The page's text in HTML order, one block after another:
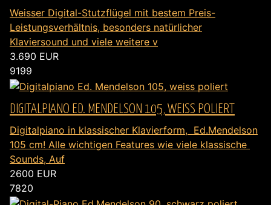
Weisser Digital-Stutzflügel mit bestem Preis-
Leistungsverhältnis, besonders natürlicher
Klaviersound und viele weitere v
3.690 EUR
9199
DIGITALPIANO ED. MENDELSON 105, WEISS POLIERT
Digitalpiano in klassischer Klavierform, Ed.Mendelson
105 cm! Alle wichtigen Features wie viele klassische
Sounds, Auf
2600 EUR
7820